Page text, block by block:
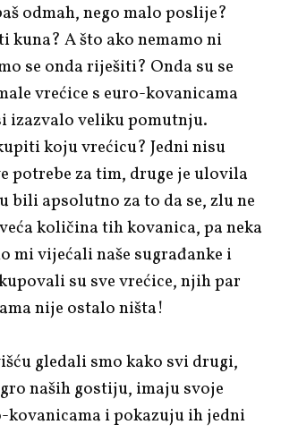
odmah, nego malo poslije?
kuna? A što ako nemamo ni
se onda riješiti? Onda su se
vrećice s euro-kovanicama
izazvalo veliku pomutnju.
koju vrećicu? Jedni nisu
potrebe za tim, druge je ulovila
bili apsolutno za to da se, zlu ne
količina tih kovanica, pa neka
mi vijećali naše sugrađanke i
su sve vrećice, njih par
nije ostalo ništa!
gledali smo kako svi drugi,
naših gostiju, imaju svoje
kovanicama i pokazuju ih jedni